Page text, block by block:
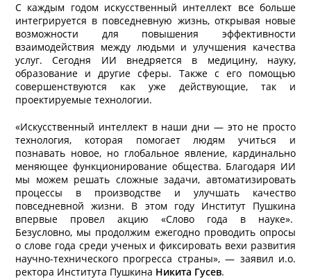
С каждым годом искусственный интеллект все больше
интегрируется в повседневную жизнь, открывая новые
возможности для повышения эффективности
взаимодействия между людьми и улучшения качества
услуг. Сегодня ИИ внедряется в медицину, науку,
образование и другие сферы. Также с его помощью
совершенствуются как уже действующие, так и
проектируемые технологии.
«Искусственный интеллект в наши дни — это не просто
технология, которая помогает людям учиться и
познавать новое, но глобальное явление, кардинально
меняющее функционирование общества. Благодаря ИИ
мы можем решать сложные задачи, автоматизировать
процессы в производстве и улучшать качество
повседневной жизни. В этом году Институт Пушкина
впервые провел акцию «Слово года в науке».
Безусловно, мы продолжим ежегодно проводить опросы
о слове года среди ученых и фиксировать вехи развития
научно-технического прогресса страны», — заявил и.о.
ректора Института Пушкина Никита Гусев.